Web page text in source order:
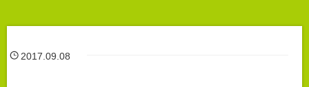
2017.09.08